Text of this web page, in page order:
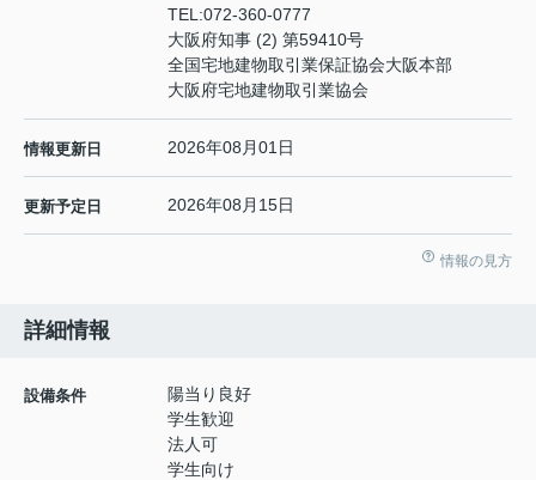
TEL:072-360-0777
大阪府知事 (2) 第59410号
全国宅地建物取引業保証協会大阪本部
大阪府宅地建物取引業協会
情報更新日 2026年08月01日
更新予定日 2026年08月15日
情報の見方
詳細情報
設備条件
陽当り良好
学生歓迎
法人可
学生向け